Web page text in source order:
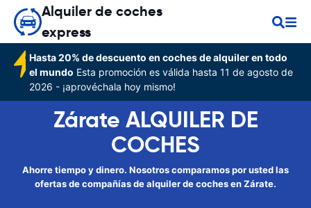
Alquiler de coches
express
Hasta 20% de descuento en coches de alquiler en todo
el mundo Esta promoción es válida hasta 11 de agosto de
2026 - ¡aprovéchala hoy mismo!
Zárate ALQUILER DE
COCHES
Ahorre tiempo y dinero. Nosotros comparamos por usted las
ofertas de compañías de alquiler de coches en Zárate.